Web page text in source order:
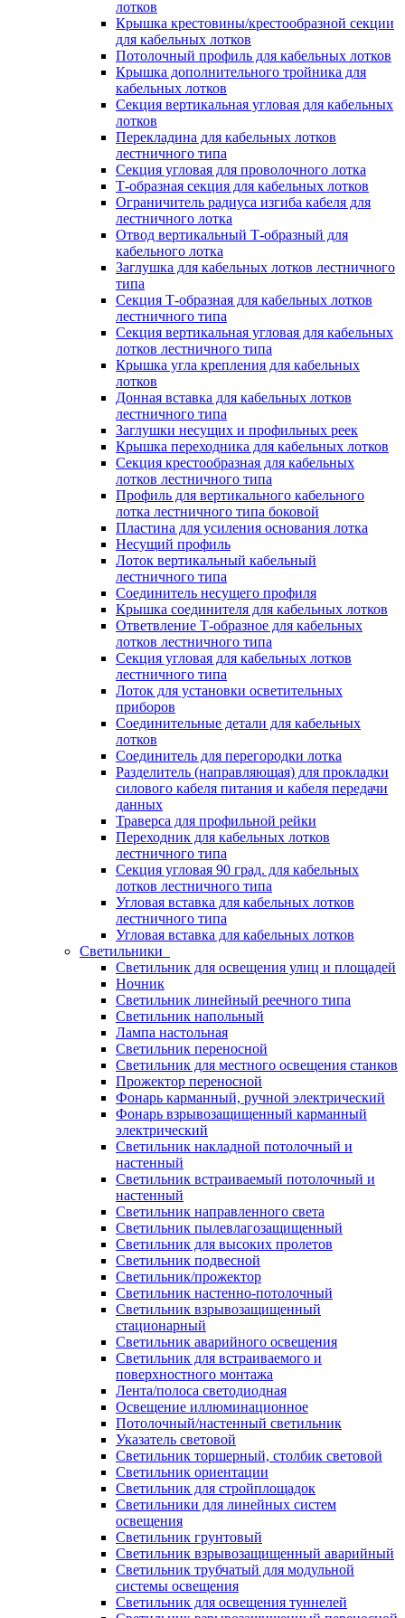
лотков
Крышка крестовины/крестообразной секции
для кабельных лотков
Потолочный профиль для кабельных лотков
Крышка дополнительного тройника для
кабельных лотков
Секция вертикальная угловая для кабельных
лотков
Перекладина для кабельных лотков
лестничного типа
Секция угловая для проволочного лотка
Т-образная секция для кабельных лотков
Ограничитель радиуса изгиба кабеля для
лестничного лотка
Отвод вертикальный Т-образный для
кабельного лотка
Заглушка для кабельных лотков лестничного
типа
Секция Т-образная для кабельных лотков
лестничного типа
Секция вертикальная угловая для кабельных
лотков лестничного типа
Крышка угла крепления для кабельных
лотков
Донная вставка для кабельных лотков
лестничного типа
Заглушки несущих и профильных реек
Крышка переходника для кабельных лотков
Секция крестообразная для кабельных
лотков лестничного типа
Профиль для вертикального кабельного
лотка лестничного типа боковой
Пластина для усиления основания лотка
Несущий профиль
Лоток вертикальный кабельный
лестничного типа
Соединитель несущего профиля
Крышка соединителя для кабельных лотков
Ответвление Т-образное для кабельных
лотков лестничного типа
Секция угловая для кабельных лотков
лестничного типа
Лоток для установки осветительных
приборов
Соединительные детали для кабельных
лотков
Соединитель для перегородки лотка
Разделитель (направляющая) для прокладки
силового кабеля питания и кабеля передачи
данных
Траверса для профильной рейки
Переходник для кабельных лотков
лестничного типа
Секция угловая 90 град. для кабельных
лотков лестничного типа
Угловая вставка для кабельных лотков
лестничного типа
Угловая вставка для кабельных лотков
Светильники
Светильник для освещения улиц и площадей
Ночник
Светильник линейный реечного типа
Светильник напольный
Лампа настольная
Светильник переносной
Светильник для местного освещения станков
Прожектор переносной
Фонарь карманный, ручной электрический
Фонарь взрывозащищенный карманный
электрический
Светильник накладной потолочный и
настенный
Светильник встраиваемый потолочный и
настенный
Светильник направленного света
Светильник пылевлагозащищенный
Светильник для высоких пролетов
Светильник подвесной
Светильник/прожектор
Светильник настенно-потолочный
Светильник взрывозащищенный
стационарный
Светильник аварийного освещения
Светильник для встраиваемого и
поверхностного монтажа
Лента/полоса светодиодная
Освещение иллюминационное
Потолочный/настенный светильник
Указатель световой
Светильник торшерный, столбик световой
Светильник ориентации
Светильник для стройплощадок
Светильники для линейных систем
освещения
Светильник грунтовый
Светильник взрывозащищенный аварийный
Светильник трубчатый для модульной
системы освещения
Светильник для освещения туннелей